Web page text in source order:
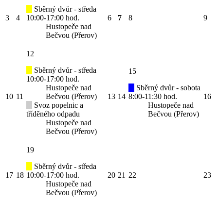
3 4
Sběrný dvůr - středa
10:00-17:00 hod.
Hustopeče nad
Bečvou (Přerov)
6 7 8 9
10 11
12
Sběrný dvůr - středa
10:00-17:00 hod.
Hustopeče nad
Bečvou (Přerov)
Svoz popelnic a
tříděného odpadu
Hustopeče nad
Bečvou (Přerov)
13 14
15
Sběrný dvůr - sobota
8:00-11:30 hod.
Hustopeče nad
Bečvou (Přerov)
16
17 18
19
Sběrný dvůr - středa
10:00-17:00 hod.
Hustopeče nad
Bečvou (Přerov)
20 21 22 23